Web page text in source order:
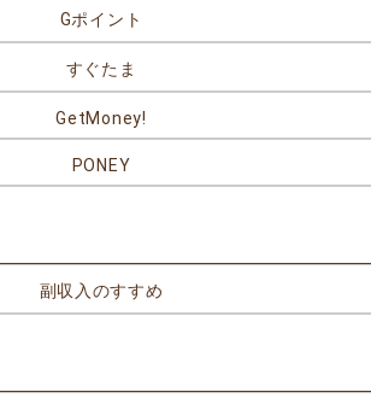
Gポイント
すぐたま
GetMoney!
PONEY
副収入のすすめ